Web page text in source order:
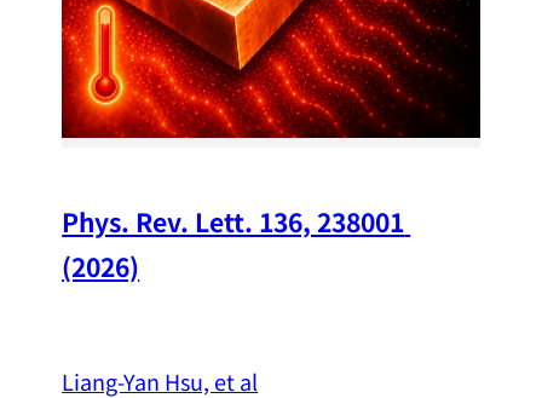
Phys. Rev. Lett. 136, 238001
(2026)
Liang-Yan Hsu, et al